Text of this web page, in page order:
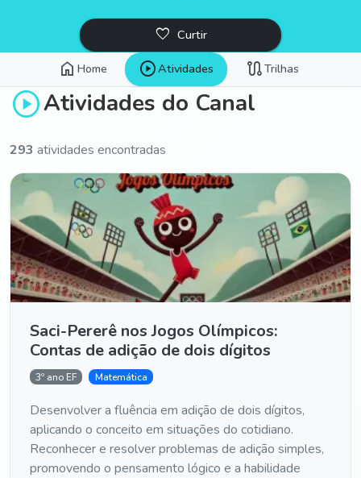
favorite_border Curtir
home Home play_circleAtividades routeTrilhas
play_circleAtividades do Canal
293 atividades encontradas
Saci-Pererê nos Jogos Olímpicos:
Contas de adição de dois dígitos
3º ano EF Matemática
Desenvolver a fluência em adição de dois dígitos,
aplicando o conceito em situações do cotidiano.
Reconhecer e resolver problemas de adição simples,
promovendo o pensamento lógico e a habilidade